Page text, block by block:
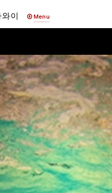
이 Menu